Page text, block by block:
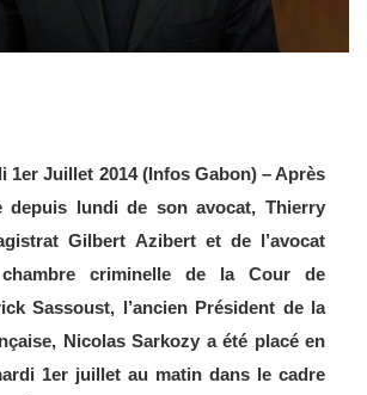
1er Juillet 2014 (Infos Gabon) – Après
depuis lundi de son avocat, Thierry
Gilbert Azibert et de l’avocat
criminelle de la Cour de
Sassoust, l’ancien Président de la
Nicolas Sarkozy a été placé en
1er juillet au matin dans le cadre